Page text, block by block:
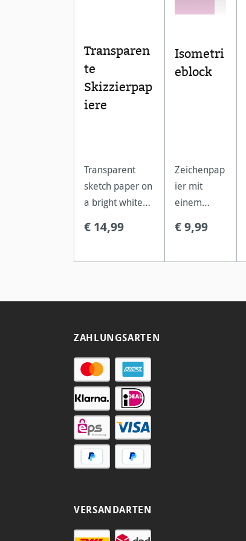
Transparen
te
Skizzierpap
iere
Transparent
sketch paper on
a bright white
architects,
designers and
€ 14,99
Isometri
eblock
Zeichenpap
ier mit
einem
Koordinate
€ 9,99
ZAHLUNGSARTEN
VERSANDARTEN